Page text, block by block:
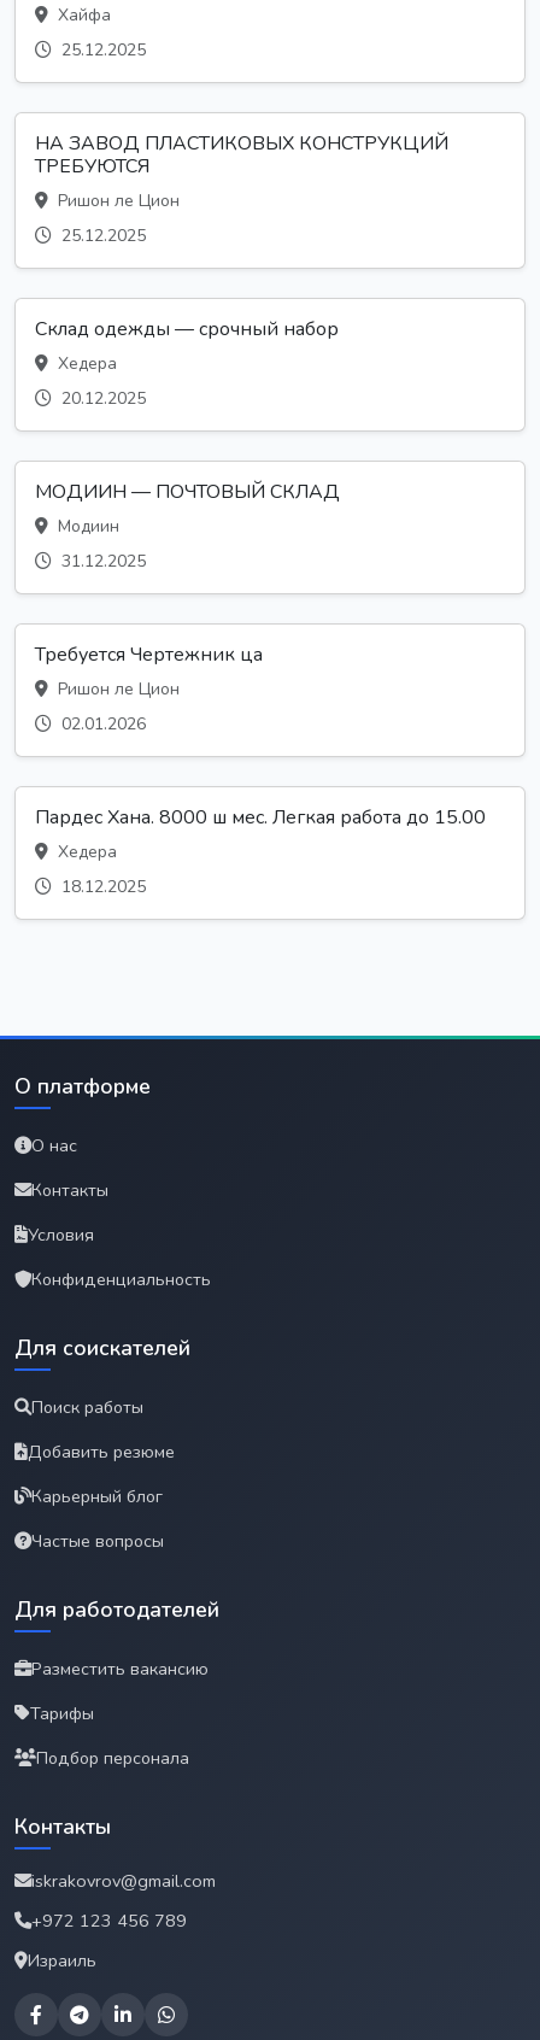
Хайфа
25.12.2025
НА ЗАВОД ПЛАСТИКОВЫХ КОНСТРУКЦИЙ
ТРЕБУЮТСЯ
Ришон ле Цион
25.12.2025
Склад одежды — срочный набор
Хедера
20.12.2025
МОДИИН — ПОЧТОВЫЙ СКЛАД
Модиин
31.12.2025
Требуется Чертежник ца
Ришон ле Цион
02.01.2026
Пардес Хана. 8000 ш мес. Легкая работа до 15.00
Хедера
18.12.2025
О платформе
О нас
Контакты
Условия
Конфиденциальность
Для соискателей
Поиск работы
Добавить резюме
Карьерный блог
Частые вопросы
Для работодателей
Разместить вакансию
Тарифы
Подбор персонала
Контакты
iskrakovrov@gmail.com
+972 123 456 789
Израиль